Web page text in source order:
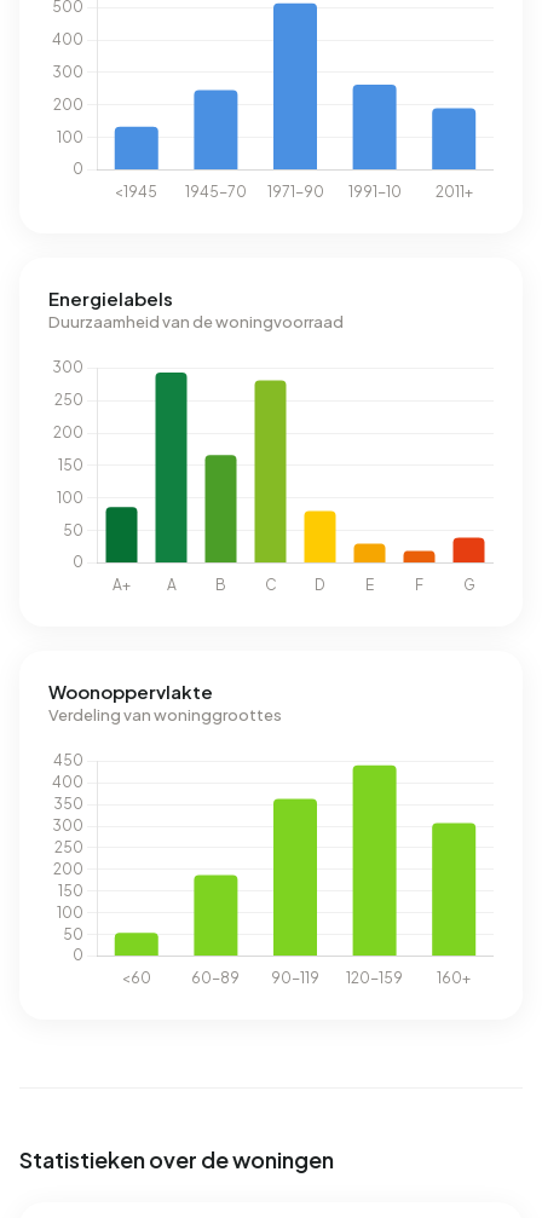
Energielabels
Duurzaamheid van de woningvoorraad
Woonoppervlakte
Verdeling van woninggroottes
Statistieken over de woningen